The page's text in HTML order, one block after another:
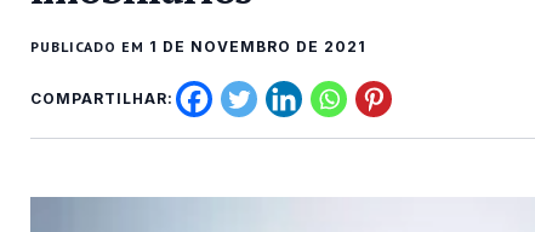
PUBLICADO EM 1 DE NOVEMBRO DE 2021
COMPARTILHAR: